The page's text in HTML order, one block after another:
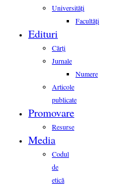
Universități
Facultăți
Edituri
Cărți
Jurnale
Numere
Articole
publicate
Promovare
Resurse
Media
Codul
de
etică